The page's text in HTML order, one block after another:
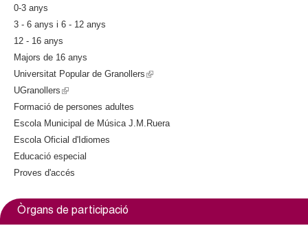
0-3 anys
3 - 6 anys i 6 - 12 anys
12 - 16 anys
Majors de 16 anys
Universitat Popular de Granollers (
n
t
UGranollers (
l
i
n
k
i
e
x
Formació de persones adultes
Escola Municipal de Música J.M.Ruera
Escola Oficial d'Idiomes
Educació especial
Proves d'accés
Òrgans de participació